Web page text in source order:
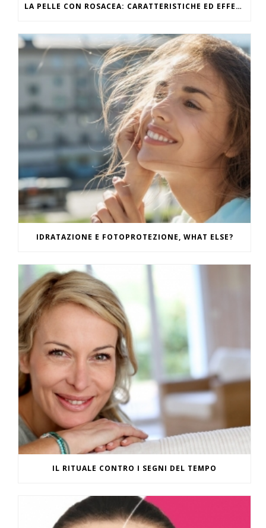
LA PELLE CON ROSACEA: CARATTERISTICHE ED EFFETTI DEL CALDO
IDRATAZIONE E FOTOPROTEZIONE, WHAT ELSE?
IL RITUALE CONTRO I SEGNI DEL TEMPO